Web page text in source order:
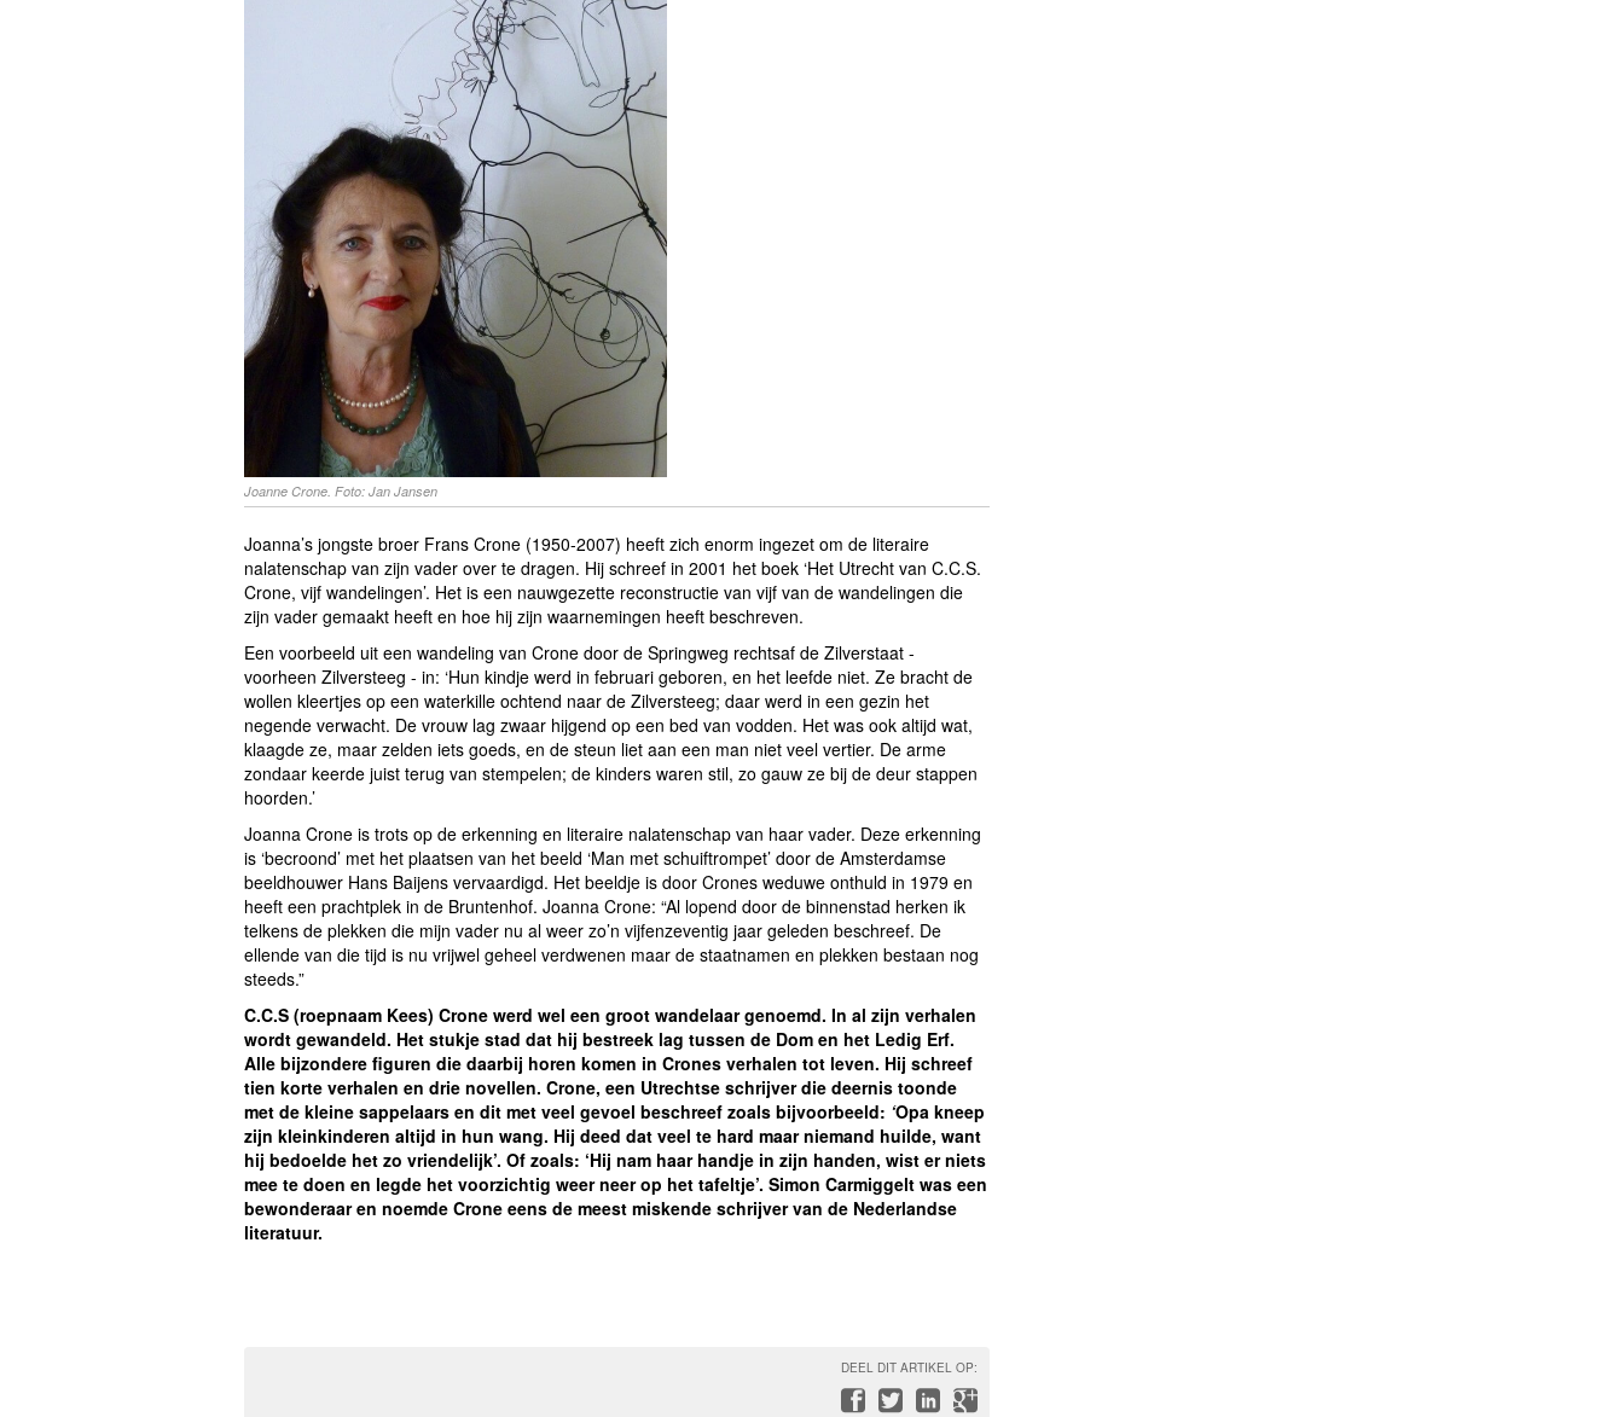
Joanne Crone. Foto: Jan Jansen
Joanna’s jongste broer Frans Crone (1950-2007) heeft zich enorm ingezet om de literaire
nalatenschap van zijn vader over te dragen. Hij schreef in 2001 het boek ‘Het Utrecht van C.C.S.
Crone, vijf wandelingen’. Het is een nauwgezette reconstructie van vijf van de wandelingen die
zijn vader gemaakt heeft en hoe hij zijn waarnemingen heeft beschreven.
Een voorbeeld uit een wandeling van Crone door de Springweg rechtsaf de Zilverstaat -
voorheen Zilversteeg - in: ‘Hun kindje werd in februari geboren, en het leefde niet. Ze bracht de
wollen kleertjes op een waterkille ochtend naar de Zilversteeg; daar werd in een gezin het
negende verwacht. De vrouw lag zwaar hijgend op een bed van vodden. Het was ook altijd wat,
klaagde ze, maar zelden iets goeds, en de steun liet aan een man niet veel vertier. De arme
zondaar keerde juist terug van stempelen; de kinders waren stil, zo gauw ze bij de deur stappen
hoorden.’
Joanna Crone is trots op de erkenning en literaire nalatenschap van haar vader. Deze erkenning
is ‘becroond’ met het plaatsen van het beeld ‘Man met schuiftrompet’ door de Amsterdamse
beeldhouwer Hans Baijens vervaardigd. Het beeldje is door Crones weduwe onthuld in 1979 en
heeft een prachtplek in de Bruntenhof. Joanna Crone: “Al lopend door de binnenstad herken ik
telkens de plekken die mijn vader nu al weer zo’n vijfenzeventig jaar geleden beschreef. De
ellende van die tijd is nu vrijwel geheel verdwenen maar de staatnamen en plekken bestaan nog
steeds.”
C.C.S (roepnaam Kees) Crone werd wel een groot wandelaar genoemd. In al zijn verhalen
wordt gewandeld. Het stukje stad dat hij bestreek lag tussen de Dom en het Ledig Erf.
Alle bijzondere figuren die daarbij horen komen in Crones verhalen tot leven. Hij schreef
tien korte verhalen en drie novellen. Crone, een Utrechtse schrijver die deernis toonde
met de kleine sappelaars en dit met veel gevoel beschreef zoals bijvoorbeeld: ‘Opa kneep
zijn kleinkinderen altijd in hun wang. Hij deed dat veel te hard maar niemand huilde, want
hij bedoelde het zo vriendelijk’. Of zoals: ‘Hij nam haar handje in zijn handen, wist er niets
mee te doen en legde het voorzichtig weer neer op het tafeltje’. Simon Carmiggelt was een
bewonderaar en noemde Crone eens de meest miskende schrijver van de Nederlandse
literatuur.
DEEL DIT ARTIKEL OP: